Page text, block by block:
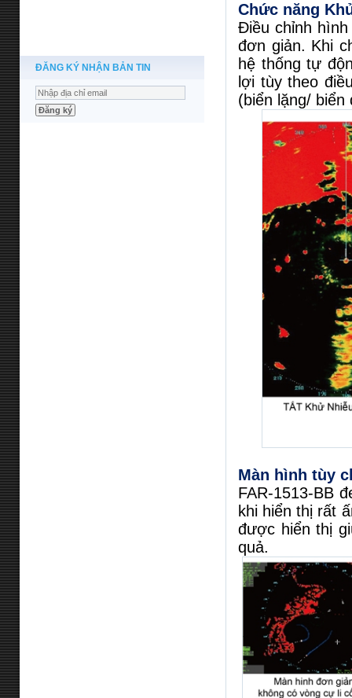
ĐĂNG KÝ NHẬN BẢN TIN
Chức năng
Điều chỉnh
đơn giản. Khi
hệ thống tự
lợi tùy theo
(biển lặng/
Màn hình tùy
FAR-1513-BB
khi hiển thị rất
được hiển thị
quả.